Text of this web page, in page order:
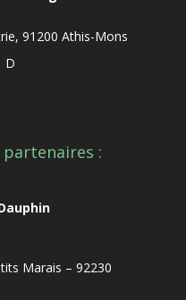
91200 Athis-Mons
D
partenaires :
Marais – 92230